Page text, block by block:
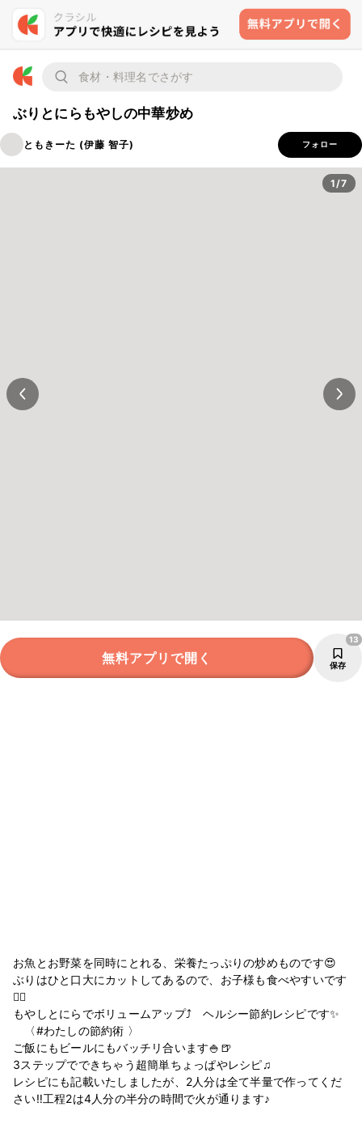
ぶりとにらもやしの中華炒め
ともきーた (伊藤 智子) フォロー
1/7
無料アプリで開く 保存
13
お魚とお野菜を同時にとれる、栄養たっぷりの炒めものです😍
ぶりはひと口大にカットしてあるので、お子様も食べやすいです
🙆‍♀️
もやしとにらでボリュームアップ⤴ ヘルシー節約レシピです✨
〈#わたしの節約術 〉
ご飯にもビールにもバッチリ合います🍚🍺
3ステップでできちゃう超簡単ちょっぱやレシピ♫
レシピにも記載いたしましたが、2人分は全て半量で作ってくだ
さい‼️工程2は4人分の半分の時間で火が通ります♪